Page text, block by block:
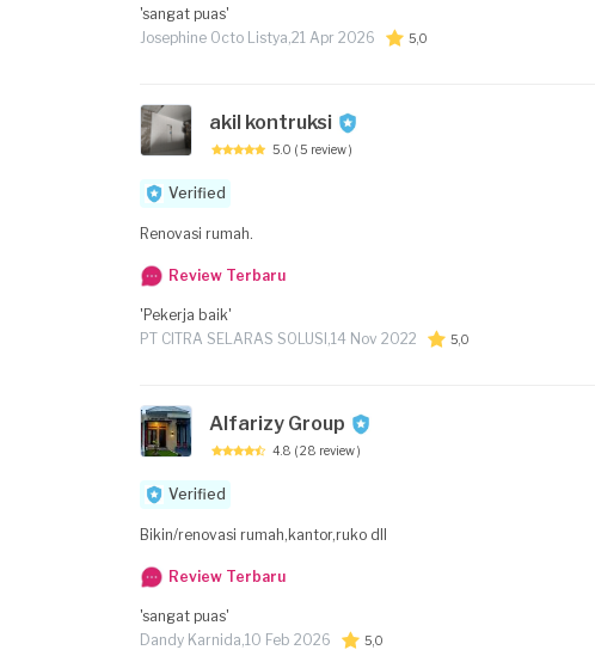
'sangat puas'
Josephine Octo Listya,21 Apr 2026 5,0
akil kontruksi
5.0 ( 5 review )
Verified
Renovasi rumah.
Review Terbaru
'Pekerja baik'
PT CITRA SELARAS SOLUSI,14 Nov 2022 5,0
Alfarizy Group
4.8 ( 28 review )
Verified
Bikin/renovasi rumah,kantor,ruko dll
Review Terbaru
'sangat puas'
Dandy Karnida,10 Feb 2026 5,0